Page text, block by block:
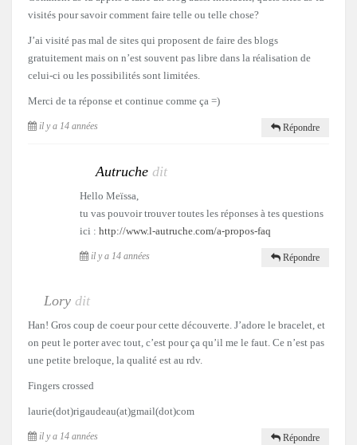
visités pour savoir comment faire telle ou telle chose?
J’ai visité pas mal de sites qui proposent de faire des blogs
gratuitement mais on n’est souvent pas libre dans la réalisation de
celui-ci ou les possibilités sont limitées.
Merci de ta réponse et continue comme ça =)
il y a 14 années Répondre
Autruche dit
Hello Meïssa,
tu vas pouvoir trouver toutes les réponses à tes questions
ici : http://www.l-autruche.com/a-propos-faq
il y a 14 années Répondre
Lory dit
Han! Gros coup de coeur pour cette découverte. J’adore le bracelet, et
on peut le porter avec tout, c’est pour ça qu’il me le faut. Ce n’est pas
une petite breloque, la qualité est au rdv.
Fingers crossed
laurie(dot)rigaudeau(at)gmail(dot)com
il y a 14 années Répondre